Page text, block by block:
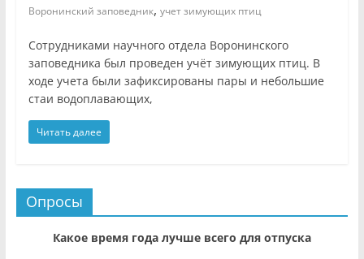
Воронинский заповедник, учет зимующих птиц
Сотрудниками научного отдела Воронинского
заповедника был проведен учёт зимующих птиц. В
ходе учета были зафиксированы пары и небольшие
стаи водоплавающих,
Читать далее
Опросы
Какое время года лучше всего для отпуска